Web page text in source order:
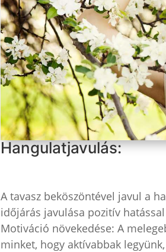
Hangulatjavulás:
A tavasz beköszöntével javul a
időjárás javulása pozitív
Motiváció növekedése: A
minket, hogy aktívabbak